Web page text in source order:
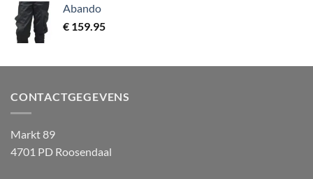
Abando
€ 159.95
CONTACTGEGEVENS
Markt 89
4701 PD Roosendaal